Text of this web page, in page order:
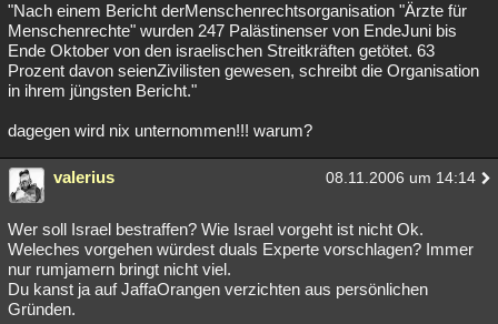
"Nach einem Bericht derMenschenrechtsorganisation "Ärzte für
Menschenrechte" wurden 247 Palästinenser von EndeJuni bis
Ende Oktober von den israelischen Streitkräften getötet. 63
Prozent davon seienZivilisten gewesen, schreibt die Organisation
in ihrem jüngsten Bericht."
dagegen wird nix unternommen!!! warum?
valerius 08.11.2006 um 14:14
Wer soll Israel bestraffen? Wie Israel vorgeht ist nicht Ok.
Weleches vorgehen würdest duals Experte vorschlagen? Immer
nur rumjamern bringt nicht viel.
Du kanst ja auf JaffaOrangen verzichten aus persönlichen
Gründen.